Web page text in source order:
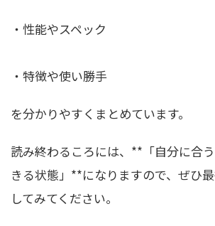
・性能やスペック
・特徴や使い勝手
を分かりやすくまとめています。
読み終わるころには、**「自分に合
きる状態」**になりますので、ぜひ
してみてください。